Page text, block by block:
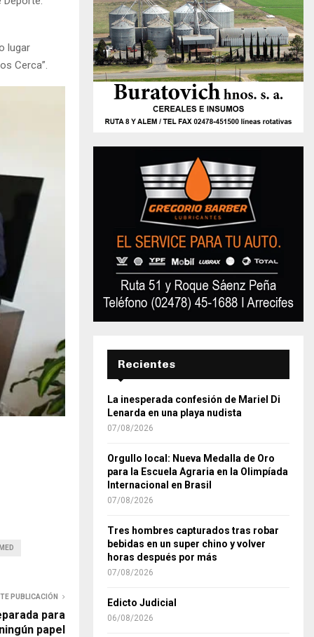
lugar
Cerca”.
PUBLICACIÓN
para
papel
Recientes
La inesperada confesión de Mariel Di
Lenarda en una playa nudista
07/08/2026
Orgullo local: Nueva Medalla de Oro
para la Escuela Agraria en la Olimpíada
Internacional en Brasil
07/08/2026
Tres hombres capturados tras robar
bebidas en un super chino y volver
horas después por más
07/08/2026
Edicto Judicial
06/08/2026